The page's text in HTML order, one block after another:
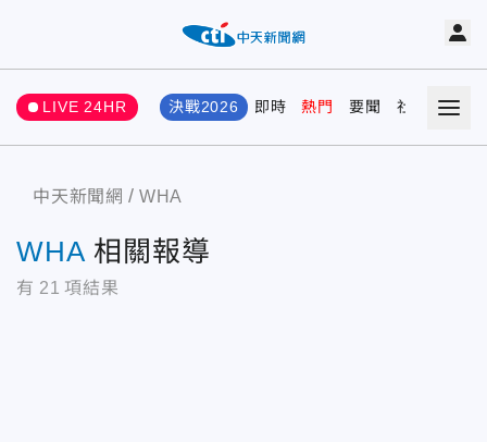
LIVE 24HR 決戰2026 即時 熱門 要聞 社會 娛樂
中天新聞網 WHA
WHA 相關報導
有 21 項結果